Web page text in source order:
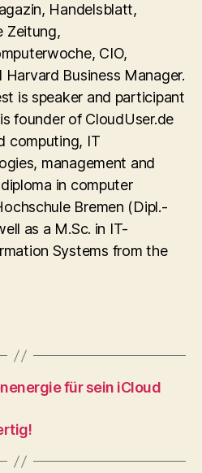
Handelsblatt,
Zeitung,
CIO,
Business Manager.
is speaker and participant
founder of CloudUser.de
computing, IT
management and
in computer
Bremen (Dipl.-
as a M.Sc. in IT-
Systems from the
für sein iCloud